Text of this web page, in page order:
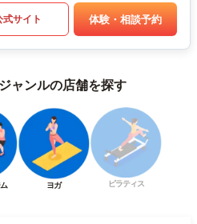
式サイト 体験・相談予約
ャンルの店舗を探す
ヨガ ピラティス